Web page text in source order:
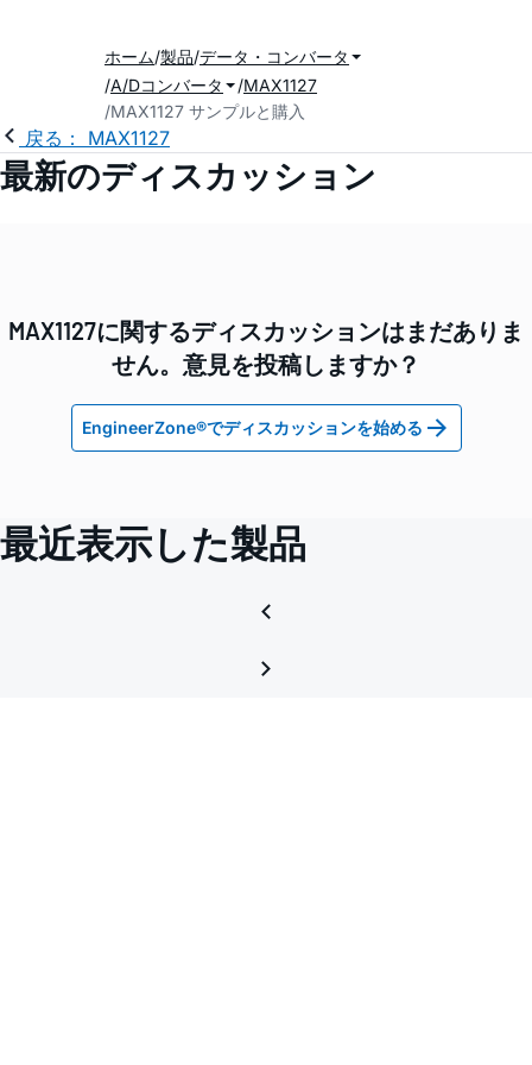
ホーム 製品 データ・コンバータ
A/Dコンバータ
MAX1127
MAX1127 サンプルと購入
戻る： MAX1127
最新のディスカッション
MAX1127に関するディスカッションはまだありま
せん。意見を投稿しますか？
EngineerZone®でディスカッションを始める
最近表示した製品